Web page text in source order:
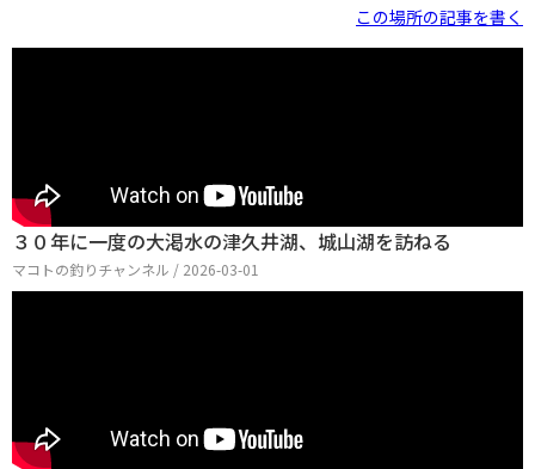
この場所の記事を書く
３０年に一度の大渇水の津久井湖、城山湖を訪ねる
マコトの釣りチャンネル / 2026-03-01